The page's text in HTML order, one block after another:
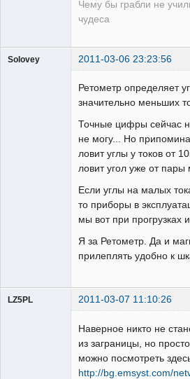
Чему бы грабли не
чудеса
Solovey 2011-03-06 23:23:56
Ретометр определяет
значительно меньших
Точные цифры сейчас
не могу... Но
ловит углы у токов от
ловит угол уже от пары
Если углы на малых
то приборы в
мы вот при прогрузках
Я за Ретометр. Да и
прилеплять удобно к
LZ5PL 2011-03-07 11:10:26
Наверное никто не
из заграницы, но
можно посмотреть
http://bg.emsyst.com/